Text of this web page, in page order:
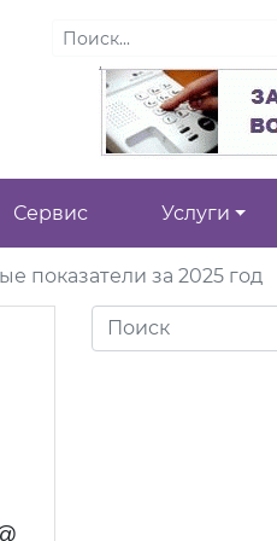
Сервис Услуги
показатели за 2025 год